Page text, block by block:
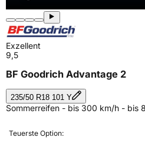
Exzellent
9,5
BF Goodrich Advantage 2
235/50 R18 101 Y
Sommerreifen - bis 300 km/h - bis
Teuerste Option: